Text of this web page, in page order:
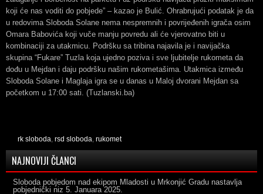
koji će nas voditi do pobjede” – kazao je Bulić. Ohrabrujući podatak je da
u redovima Sloboda Solane nema nespremnih i povrijeđenih igrača osim
Omara Babovića koji vuče manju povredu ali će vjerovatno biti u
kombinaciji za utakmicu. Podršku sa tribina najavila je i navijačka
skupina “Fukare” Tuzla koja ujedno poziva i sve ljubitelje rukometa da
dođu u Mejdan i daju podršku našim rukometašima. Utakmica između
Sloboda Solane i Maglaja igra se u danas u Maloj dvorani Mejdan sa
početkom u 17:00 sati. (Tuzlanski.ba)
rk sloboda, rsd sloboda, rukomet
NAJNOVIJI ČLANCI
Sloboda pobjedom nad ekipom Mladosti u Mrkonjić Gradu nastavlja
pobjednički niz 5. Januara 2025.